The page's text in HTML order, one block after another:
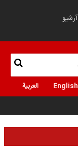
آرشیو
English العربية